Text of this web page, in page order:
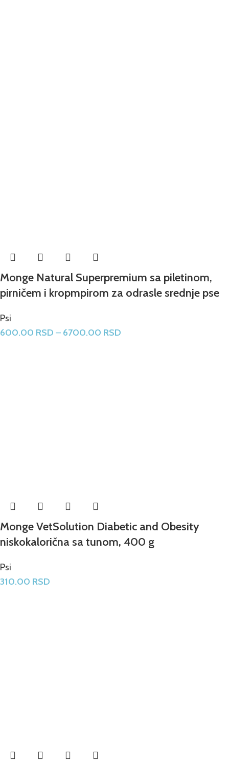
Monge Natural Superpremium sa piletinom,
pirničem i kropmpirom za odrasle srednje pse
Psi
600.00 RSD – 6700.00 RSD
Monge VetSolution Diabetic and Obesity
niskokalorična sa tunom, 400 g
Psi
310.00 RSD